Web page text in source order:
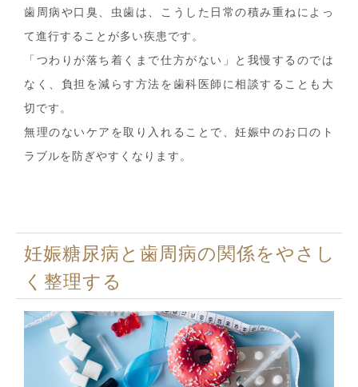
歯周病や口臭、虫歯は、こうした日常の積み重ねによっ
て進行することが多い疾患です。
「つわりが落ち着くまで仕方がない」と我慢するのでは
なく、負担を減らす方法を歯科医師に相談することも大
切です。
無理のないケアを取り入れることで、妊娠中のお口のト
ラブルを防ぎやすくなります。
妊娠糖尿病と歯周病の関係をやさし
く整理する